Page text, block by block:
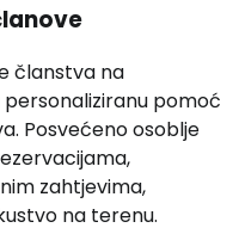
članstva na
pomoć
Posvećeno osoblje
zahtjevima,
na terenu.